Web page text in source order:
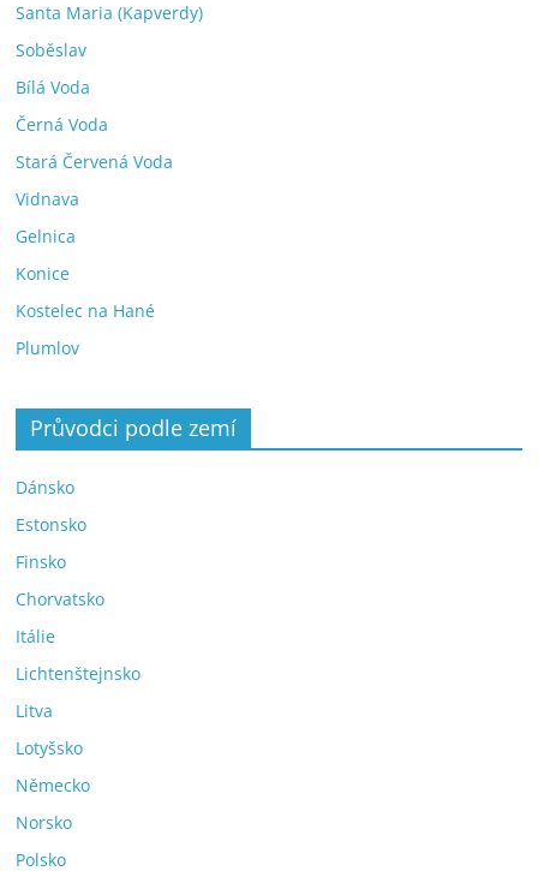
Santa Maria (Kapverdy)
Soběslav
Bílá Voda
Černá Voda
Stará Červená Voda
Vidnava
Gelnica
Konice
Kostelec na Hané
Plumlov
Průvodci podle zemí
Dánsko
Estonsko
Finsko
Chorvatsko
Itálie
Lichtenštejnsko
Litva
Lotyšsko
Německo
Norsko
Polsko